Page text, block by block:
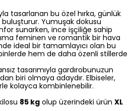
tasarlanan bu özel hırka, günlük
buluşturur. Yumuşak dokusu
sunarken, ince işçiliğe sahip
feminen ve romantik bir hava
ideal bir tamamlayıcı olan bu
hem de daha özenli stillerde
tasarımıyla gardırobunuzun
biri olmaya adaydır. Elbiseler,
kolayca kombinlenebilir.
85 kg olup üzerindeki ürün XL